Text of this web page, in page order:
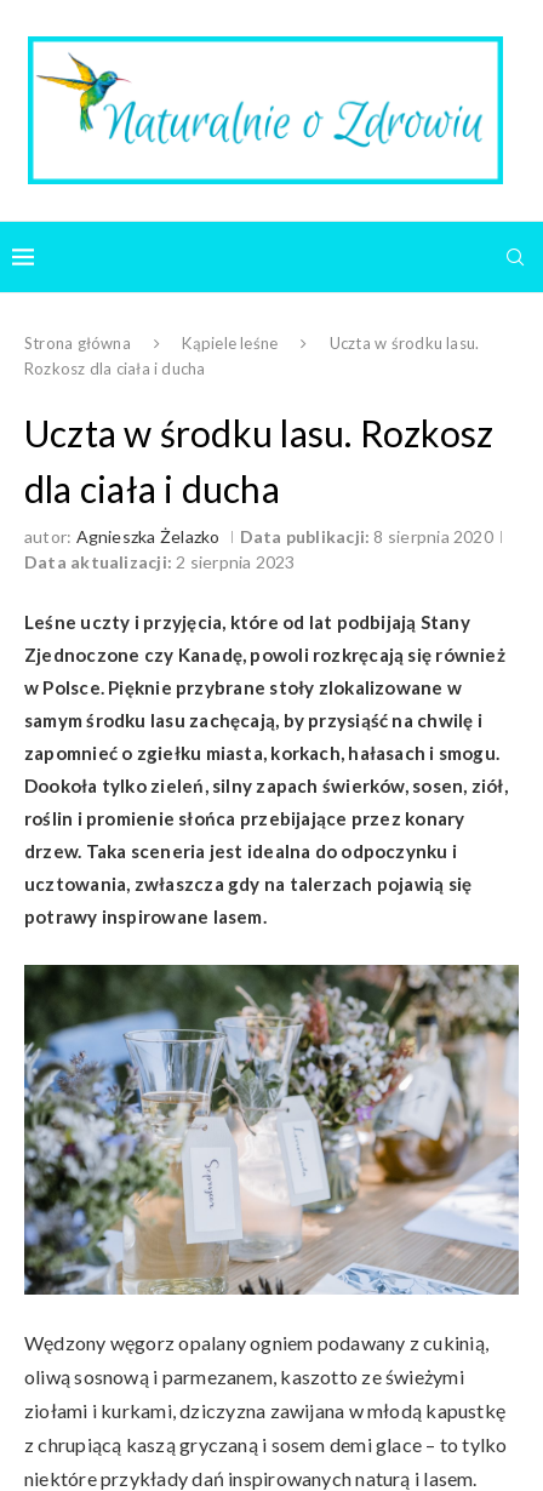
Strona główna Kąpiele leśne
Uczta w środku lasu.
Rozkosz dla ciała i ducha
Uczta w środku lasu. Rozkosz
dla ciała i ducha
autor: Agnieszka Żelazko Data publikacji: 8 sierpnia 2020
Data aktualizacji: 2 sierpnia 2023
Leśne uczty i przyjęcia, które od lat podbijają Stany
Zjednoczone czy Kanadę, powoli rozkręcają się również
w Polsce. Pięknie przybrane stoły zlokalizowane w
samym środku lasu zachęcają, by przysiąść na chwilę i
zapomnieć o zgiełku miasta, korkach, hałasach i smogu.
Dookoła tylko zieleń, silny zapach świerków, sosen, ziół,
roślin i promienie słońca przebijające przez konary
drzew. Taka sceneria jest idealna do odpoczynku i
ucztowania, zwłaszcza gdy na talerzach pojawią się
potrawy inspirowane lasem.
Wędzony węgorz opalany ogniem podawany z cukinią,
oliwą sosnową i parmezanem, kaszotto ze świeżymi
ziołami i kurkami, dziczyzna zawijana w młodą kapustkę
z chrupiącą kaszą gryczaną i sosem demi glace – to tylko
niektóre przykłady dań inspirowanych naturą i lasem.